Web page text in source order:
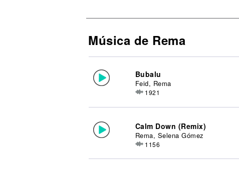
Música de Rema
Bubalu
Feid, Rema
1921
Calm Down (Remix)
Rema, Selena Gómez
1156